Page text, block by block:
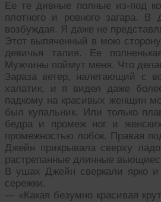
Ее те дивные полные из-под
плотного и ровного загара.
возбуждая. Я даже не
Этот выпяченный в мою
девичья талия. Ее
Мужчины поймут меня. Что
Зараза ветер, налетающий с
халатик, и я видел даже
падкому на красивых женщин
был купальник. Или только
бедра и промеж ног и
промежностью лобок. Правая
Джейн прикрывала сверху
растрепанные длинные
В ушах Джейн сверкали ярко и
сережки.
— «Какая безумно красивая